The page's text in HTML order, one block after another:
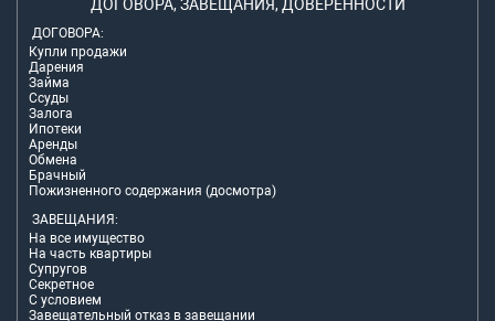
ДОГОВОРА, ЗАВЕЩАНИЯ, ДОВЕРЕННОСТИ
ДОГОВОРА:
Купли продажи
Дарения
Займа
Ссуды
Залога
Ипотеки
Аренды
Обмена
Брачный
Пожизненного содержания (досмотра)
ЗАВЕЩАНИЯ:
На все имущество
На часть квартиры
Супругов
Секретное
С условием
Завещательный отказ в завещании